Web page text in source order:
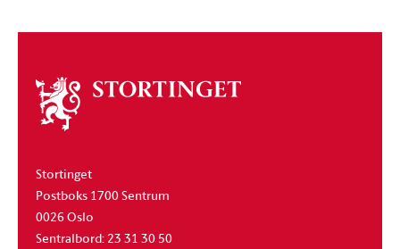
Om
stortinget
Stortinget
Postboks 1700 Sentrum
0026 Oslo
Sentralbord: 23 31 30 50